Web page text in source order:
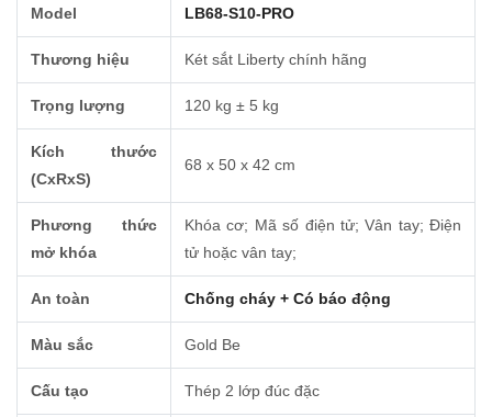
Model LB68-S10-PRO
Thương hiệu Két sắt Liberty chính hãng
Trọng lượng 120 kg ± 5 kg
Kích thước
(CxRxS)
68 x 50 x 42 cm
Phương thức
mở khóa
Khóa cơ; Mã số điện tử; Vân tay; Điện
tử hoặc vân tay;
An toàn Chống cháy + Có báo động
Màu sắc Gold Be
Cấu tạo Thép 2 lớp đúc đặc